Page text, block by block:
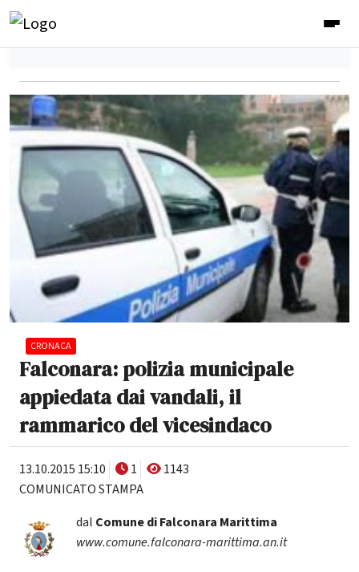
CRONACA
Falconara: polizia municipale
appiedata dai vandali, il
rammarico del vicesindaco
13.10.2015 15:10 1
1143
COMUNICATO STAMPA
dal Comune di Falconara Marittima
www.comune.falconara-marittima.an.it